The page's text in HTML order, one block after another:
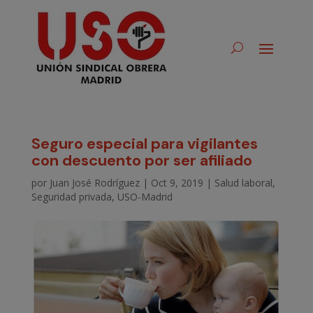
Seguro especial para vigilantes
con descuento por ser afiliado
por Juan José Rodríguez| Oct 9, 2019 | Salud laboral,
Seguridad privada, USO-Madrid